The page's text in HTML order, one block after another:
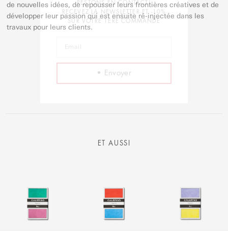
RESTONS EN CONTACT!
RECEVEZ LA NEWSLETTER ET -10%
SUR VOTRE 1ÈRE COMMANDE
de nouvelles idées, de repousser leurs frontières créatives et de
développer leur passion qui est ensuite ré-injectée dans les
travaux pour leurs clients.
ET AUSSI